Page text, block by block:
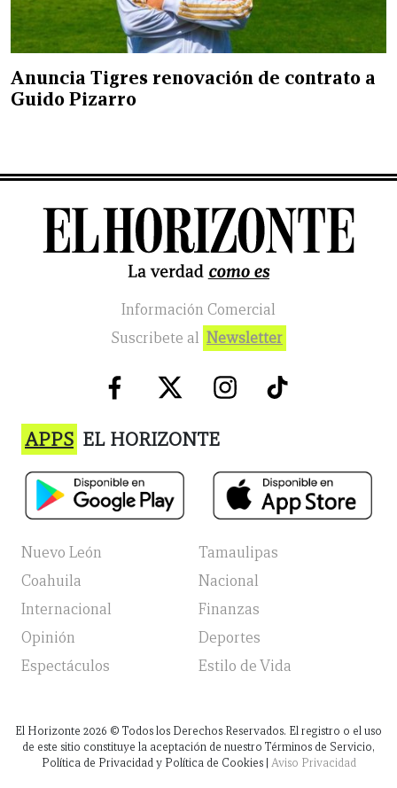
Anuncia Tigres renovación de contrato a
Guido Pizarro
Información Comercial
Suscribete al Newsletter
APPS EL HORIZONTE
Nuevo León
Tamaulipas
Coahuila
Nacional
Internacional
Finanzas
Opinión
Deportes
Espectáculos
Estilo de Vida
El Horizonte 2026 © Todos los Derechos Reservados. El registro o el uso
de este sitio constituye la aceptación de nuestro Términos de Servicio,
Política de Privacidad y Política de Cookies | Aviso Privacidad